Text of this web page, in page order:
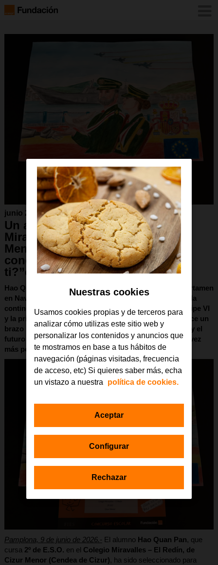
junio 2026
Un alumno del Colegio
Miravalles – El Redín, de Cizur
Menor, gana la 45ª edición del
concurso “¿Qué es un rey para
ti?”en Navarra
Hao Quan Pan, que cursa 2º de E.S.O., ha ganado el certamen
en Navarra gracias a un original dibujo que representa la
continuidad de la Corona, a través de las figuras de Felipe VI
y la princesa Leonor. Al mismo tiempo en la obra aparece un
brazo robótico que simboliza la conexión entre ambos y el
futuro de la institución en una sociedad marcada cada vez
más por la tecnología y lo digital.
Pamplona, 9 de junio de 2026.- El alumno Hao Quan Pan, que
cursa 2º de E.S.O. en el Colegio Miravalles – El Redín, de
Cizur Menor (Cendea de Cizur), ha sido seleccionado para
Nuestras cookies
Usamos cookies propias y de terceros para
analizar cómo utilizas este sitio web y
personalizar los contenidos y anuncios que
te mostramos en base a tus hábitos de
navegación (páginas visitadas, frecuencia
de acceso, etc) Si quieres saber más, echa
un vistazo a nuestra
política de cookies.
Configurar
Rechazar
Aceptar